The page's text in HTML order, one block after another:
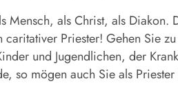
Mensch, als Christ, als Diakon.
Priester! Gehen Sie
und Jugendlichen, der
so mögen auch Sie als